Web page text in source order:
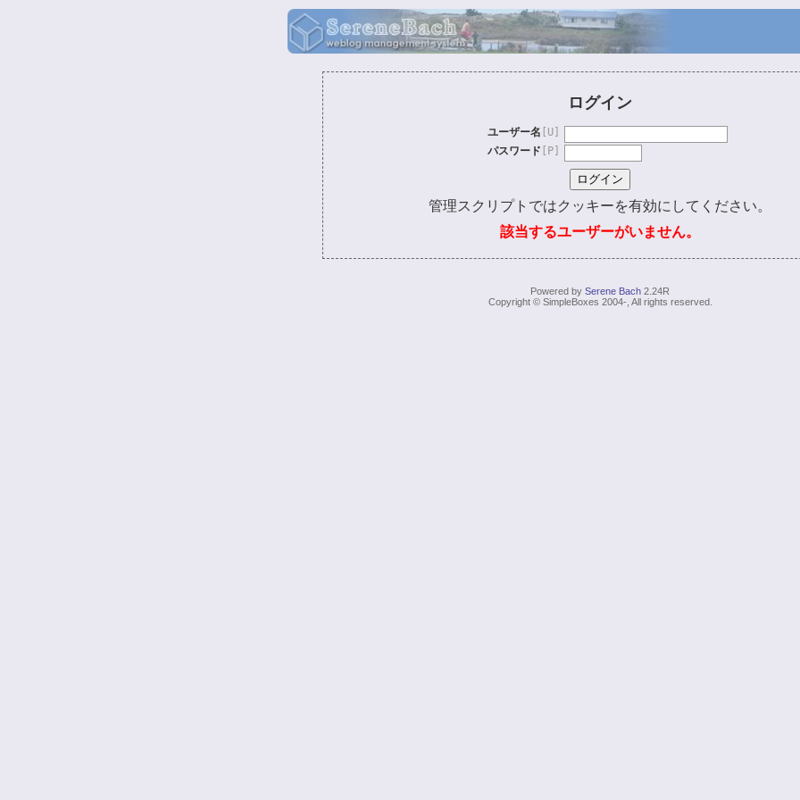
ログイン
ユーザー名 [U]
パスワード [P]
管理スクリプトではクッキーを有効にしてください。
該当するユーザーがいません。
Powered by Serene Bach 2.24R
Copyright © SimpleBoxes 2004-, All rights reserved.